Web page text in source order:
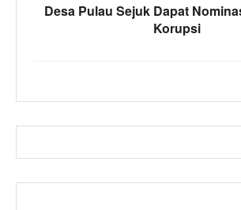
Desa Pulau Sejuk Dapat
Korupsi